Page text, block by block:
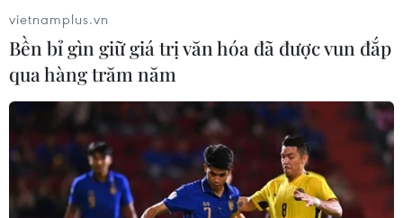
vietnamplus.vn
Bền bỉ gìn giữ giá trị văn hóa đã được vun đắp
qua hàng trăm năm